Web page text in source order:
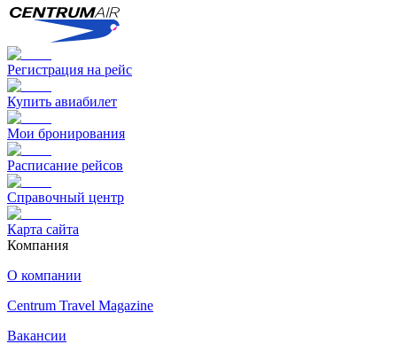
Регистрация на рейс
Купить авиабилет
Мои бронирования
Расписание рейсов
Справочный центр
Карта сайта
Компания
О компании
Centrum Travel Magazine
Вакансии